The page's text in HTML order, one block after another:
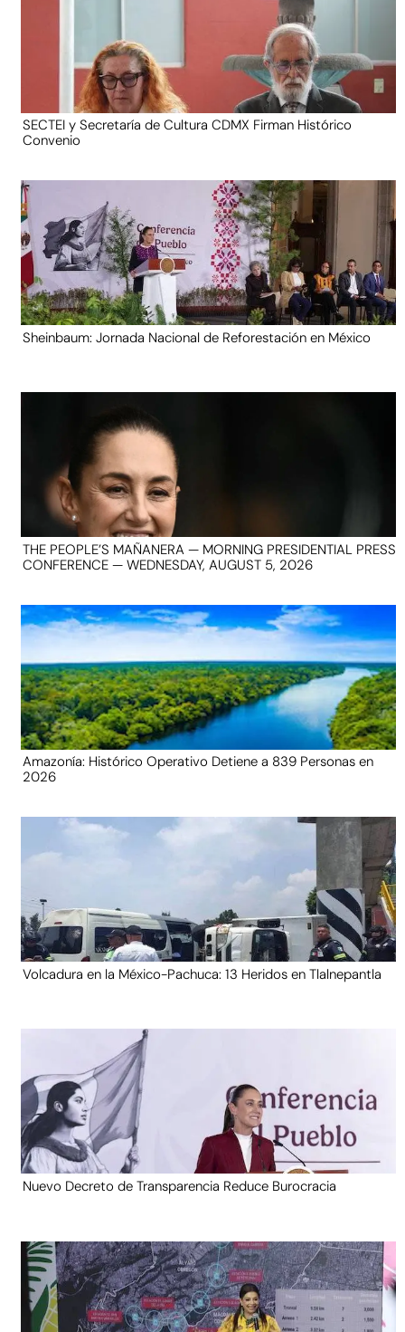
SECTEI y Secretaría de Cultura CDMX Firman Histórico
Convenio
Sheinbaum: Jornada Nacional de Reforestación en México
THE PEOPLE’S MAÑANERA — MORNING PRESIDENTIAL PRESS
CONFERENCE — WEDNESDAY, AUGUST 5, 2026
Amazonía: Histórico Operativo Detiene a 839 Personas en
2026
Volcadura en la México-Pachuca: 13 Heridos en Tlalnepantla
Nuevo Decreto de Transparencia Reduce Burocracia